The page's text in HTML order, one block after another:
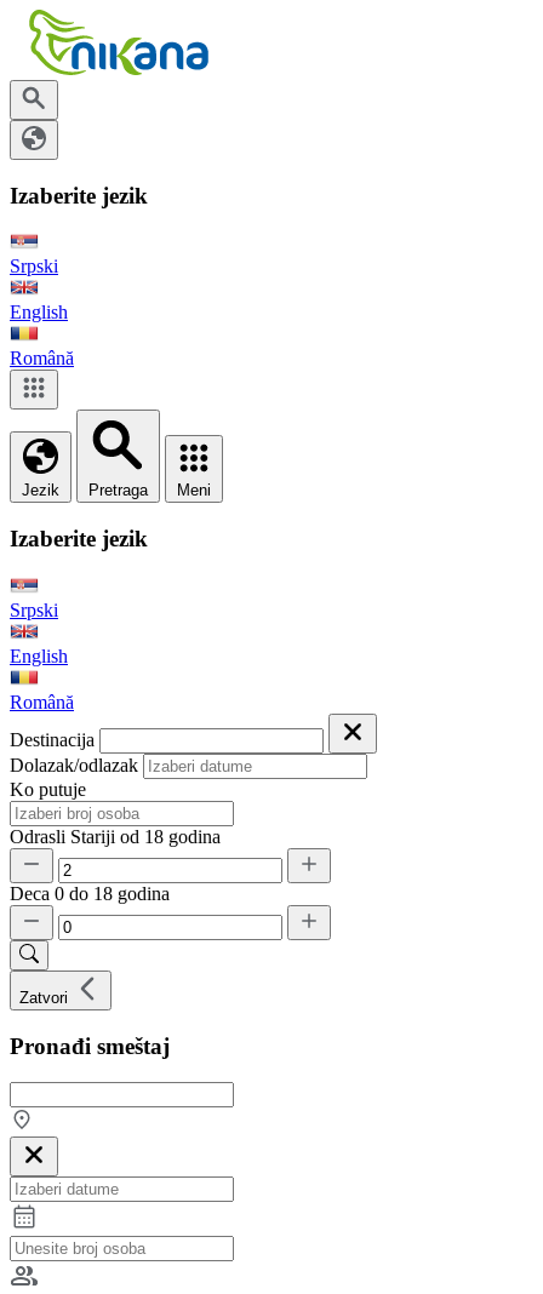
Izaberite jezik
Srpski
English
Română
Jezik Pretraga Meni
Izaberite jezik
Srpski
English
Română
Destinacija
Dolazak/odlazak
Ko putuje
Odrasli Stariji od 18 godina
Deca 0 do 18 godina
Zatvori
Pronađi smeštaj